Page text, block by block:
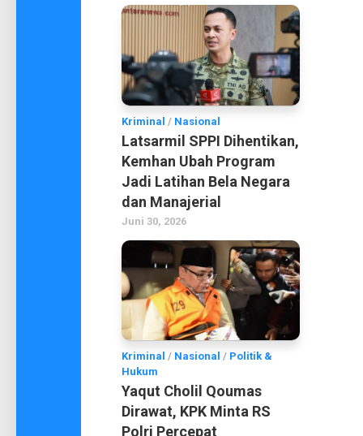
Kriminal / Nasional
Latsarmil SPPI Dihentikan,
Kemhan Ubah Program
Jadi Latihan Bela Negara
dan Manajerial
Juni 30, 2026
Kriminal / Nasional / Politik &
Hukum
Yaqut Cholil Qoumas
Dirawat, KPK Minta RS
Polri Percepat